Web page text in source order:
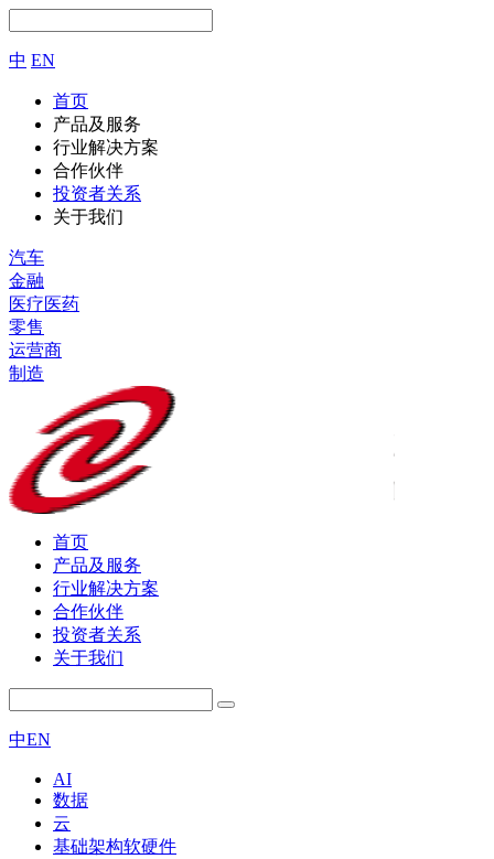
中 EN
首页
产品及服务
行业解决方案
合作伙伴
投资者关系
关于我们
汽车
金融
医疗医药
零售
运营商
制造
首页
产品及服务
行业解决方案
合作伙伴
投资者关系
关于我们
中EN
AI
数据
云
基础架构软硬件